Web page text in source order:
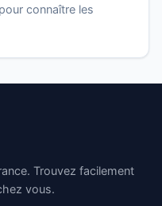
connaître les
Trouvez facilement
vous.